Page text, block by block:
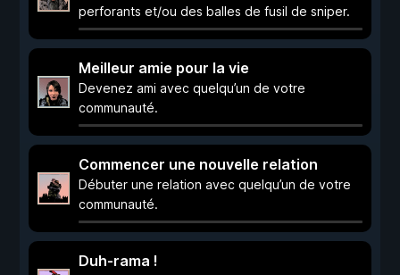
perforants et/ou des balles de fusil de sniper.
Meilleur amie pour la vie
Devenez ami avec quelqu’un de votre
communauté.
Commencer une nouvelle relation
Débuter une relation avec quelqu’un de votre
communauté.
Duh-rama !